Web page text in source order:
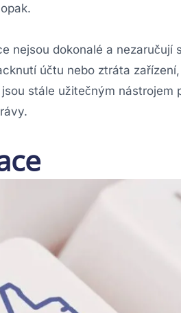
nejsou dokonalé a nezaručují
účtu nebo ztráta
stále užitečným nástrojem